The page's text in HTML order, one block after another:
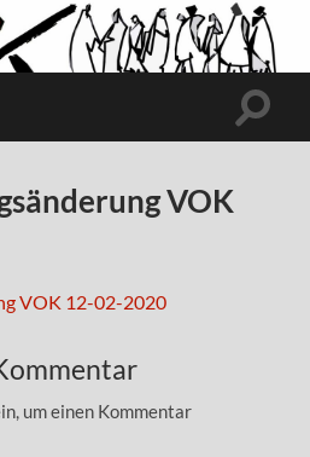
VOK
VOK 12-02-2020
um einen Kommentar